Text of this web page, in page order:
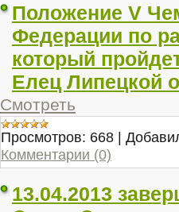
Положение V
Федерации по
который
Елец Липецкой
Смотреть
Просмотров: 668 |
Комментарии (0)
13.04.2013